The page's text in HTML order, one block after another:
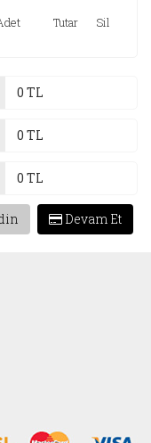
Tutar Sil
0 TL
0 TL
0 TL
Devam Et